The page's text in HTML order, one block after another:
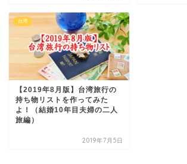
台湾
【2019年8月版】台湾旅行の
持ち物リストを作ってみた
よ！（結婚10年目夫婦の二人
旅編）
2019年7月5日